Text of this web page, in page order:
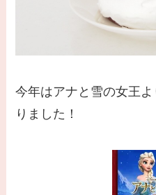
今年はアナと雪の女王
りました！